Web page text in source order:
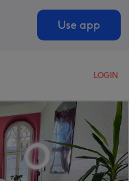
Use app
LOGIN